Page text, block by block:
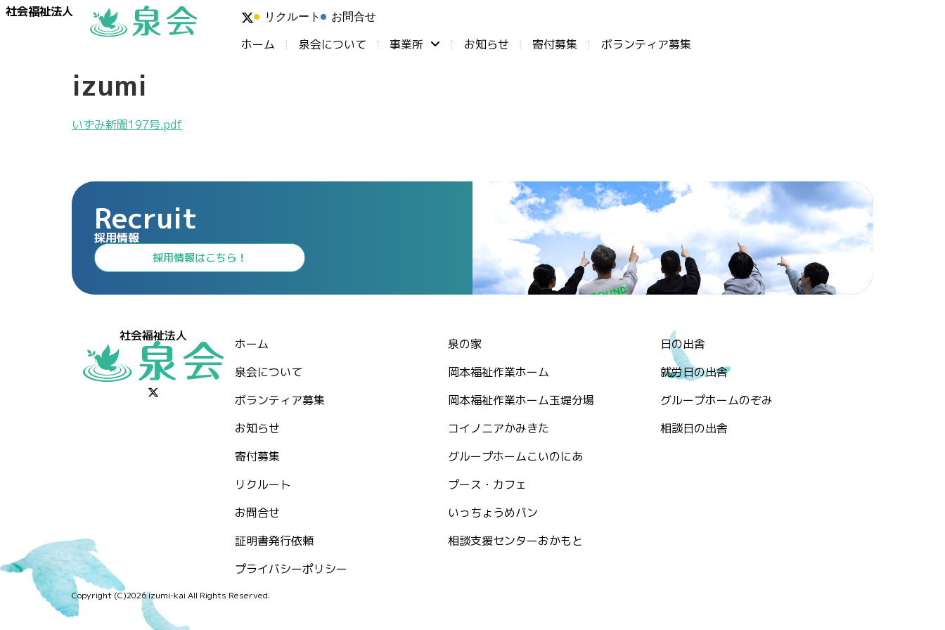
社会福祉法人 リクルート お問合せ
ホーム 泉会について 事業所 お知らせ ⁨寄付募集 ボランティア募集
izumi
いずみ新聞197号.pdf
Recruit
採用情報
⁩採用情報⁩はこちら！
社会福祉法人
ホーム
泉会について
ボランティア募集
お知らせ
⁨寄付募集
リクルート
お問合せ
証明書発行依頼
プライバシーポリシー
泉の家
岡本福祉作業ホーム
岡本福祉作業ホーム玉堤分場
コイノニアかみきた
グループホームこいのにあ
プース・カフェ
いっちょうめパン
相談支援センターおかもと
日の出舎
就労日の出舎
グループホームのぞみ
相談日の出舎
Copyright (C)2026 izumi-kai All Rights Reserved.